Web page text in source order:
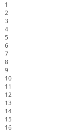
1
2
3
4
5
6
7
8
9
10
11
12
13
14
15
16